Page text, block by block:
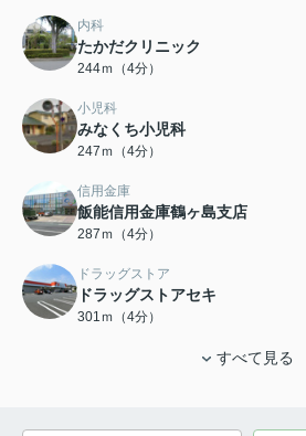
内科
たかだクリニック
244ｍ（4分）
小児科
みなくち小児科
247ｍ（4分）
信用金庫
飯能信用金庫鶴ヶ島支店
287ｍ（4分）
ドラッグストア
ドラッグストアセキ
301ｍ（4分）
すべて見る